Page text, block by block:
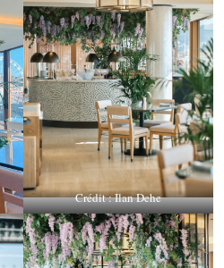
Crédit : Ilan Dehe